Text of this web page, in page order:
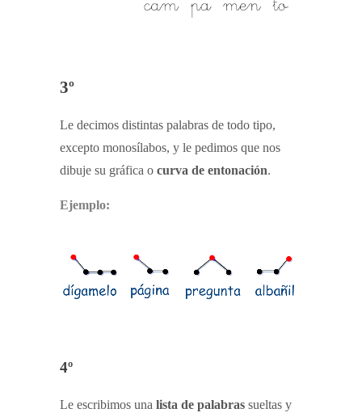
3º
Le decimos distintas palabras de todo tipo,
excepto monosílabos, y le pedimos que nos
dibuje su gráfica o curva de entonación.
Ejemplo:
4º
Le escribimos una lista de palabras sueltas y